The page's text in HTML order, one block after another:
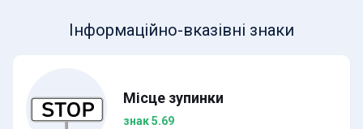
Інформаційно-вказівні знаки
Місце зупинки
знак 5.69